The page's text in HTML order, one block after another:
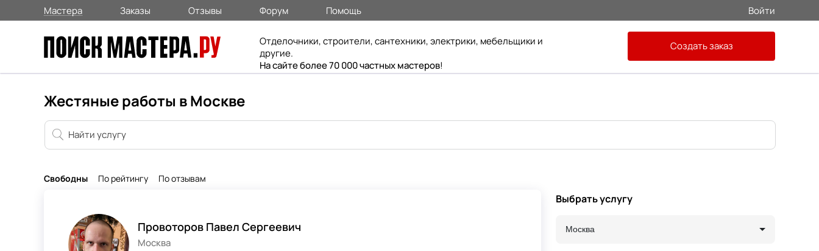
Мастера Заказы Отзывы Форум Помощь Войти
Отделочники, строители, сантехники, электрики, мебельщики и
другие.
На сайте более 70 000 частных мастеров!
Создать заказ
Жестяные работы в Москве
Свободны По рейтингу По отзывам
Провоторов Павел Сергеевич
Москва
Выбрать услугу
Москва